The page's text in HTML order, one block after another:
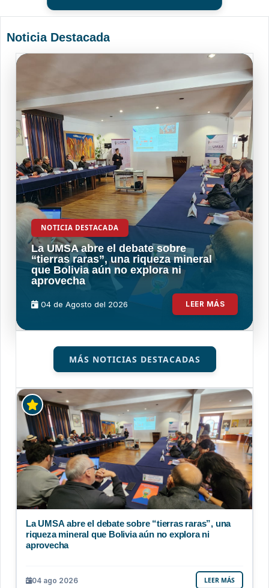
Noticia Destacada
NOTICIA DESTACADA
La UMSA abre el debate sobre
“tierras raras”, una riqueza mineral
que Bolivia aún no explora ni
aprovecha
04 de Agosto del 2026 LEER MÁS
MÁS NOTICIAS DESTACADAS
La UMSA abre el debate sobre “tierras raras”, una
riqueza mineral que Bolivia aún no explora ni
aprovecha
04 ago 2026 LEER MÁS